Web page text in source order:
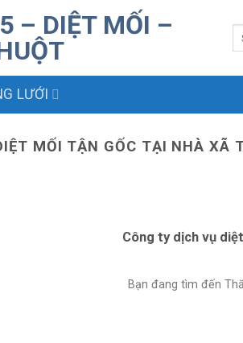
LƯỚI
MỐI TẬN GỐC TẠI NHÀ XÃ
Công ty dịch vụ
Bạn đang tìm đến